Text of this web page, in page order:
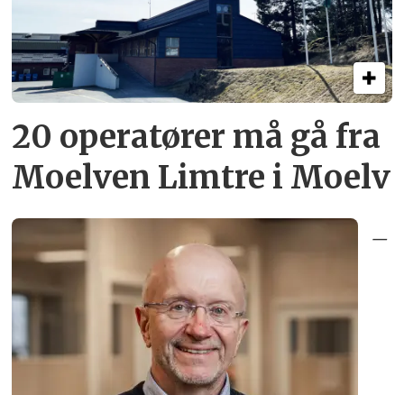
20 operatører må gå fra
Moelven Limtre i Moelv
–